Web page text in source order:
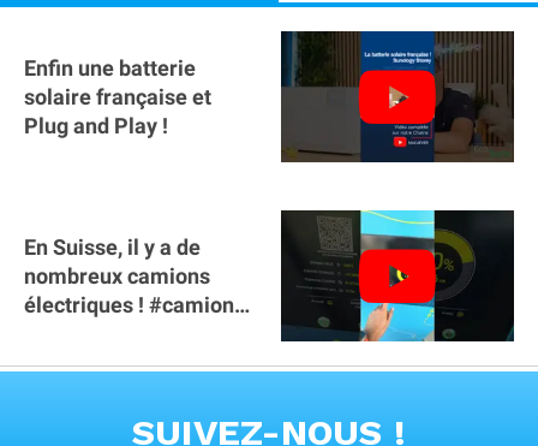
Enfin une batterie
solaire française et
Plug and Play !
En Suisse, il y a de
nombreux camions
électriques ! #camion
#voitureelectrique
SUIVEZ-NOUS !